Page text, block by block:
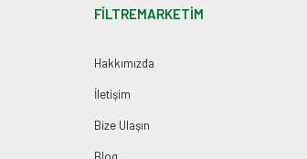
FİLTREMARKETİM
Hakkımızda
İletişim
Bize Ulaşın